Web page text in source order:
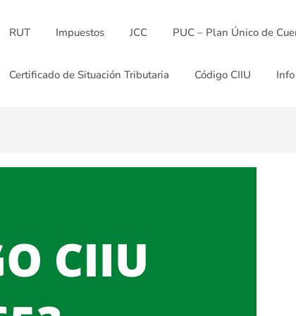
RUT Impuestos JCC PUC – Plan Único de
Certificado de Situación Tributaria Código CIIU